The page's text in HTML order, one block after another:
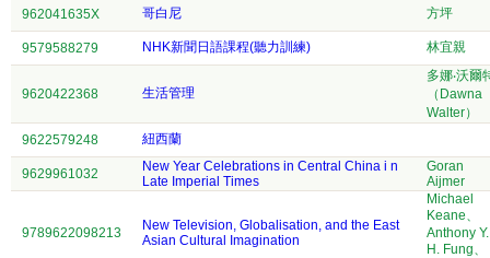
962041635X 哥白尼 方坪
9579588279 NHK新聞日語課程(聽力訓練) 林宜親
9620422368 生活管理
多娜‧沃爾
（Dawna
Walter）
9622579248
紐西蘭
9629961032
New Year Celebrations in Central China i n
Late Imperial Times
Goran
Aijmer
9789622098213
New Television, Globalisation, and the East
Asian Cultural Imagination
Michael
Keane、
Anthony Y.
H. Fung、